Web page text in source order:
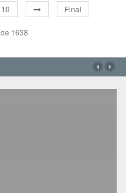
10 Final
1638